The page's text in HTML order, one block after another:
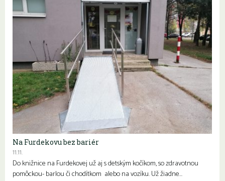
Na Furdekovu bez bariér
11.11.
Do knižnice na Furdekovej už aj s detským kočíkom, so zdravotnou
pomôckou- barlou či chodítkom alebo na vozíku. Už žiadne…